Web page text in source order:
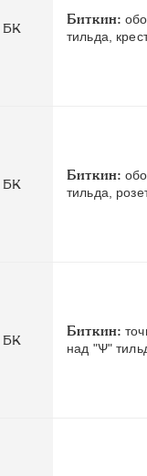
БК
Биткин:
тильда,
БК
Биткин:
тильда,
БК
Биткин:
над "Ѱ"